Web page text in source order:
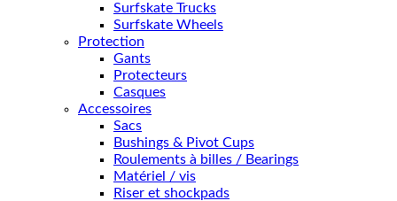
Surfskate Trucks
Surfskate Wheels
Protection
Gants
Protecteurs
Casques
Accessoires
Sacs
Bushings & Pivot Cups
Roulements à billes / Bearings
Matériel / vis
Riser et shockpads